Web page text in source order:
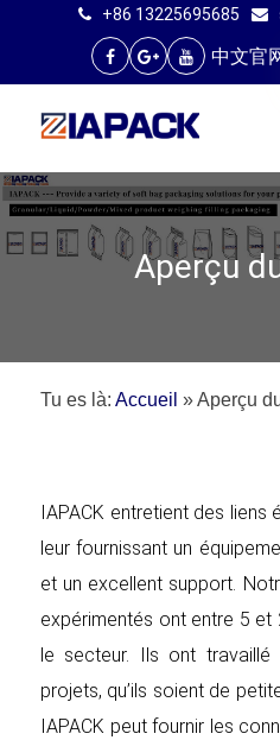
+86 13225695685
中文官
Aperçu
Tu es là: Accueil »Aperçu
IAPACK entretient des
leur fournissant un
et un excellent support.
expérimentés ont entre 5 et
le secteur. Ils ont
projets, qu’ils soient de
IAPACK peut fournir les